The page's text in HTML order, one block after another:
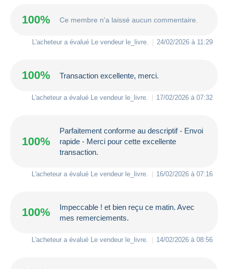
100% Ce membre n'a laissé aucun commentaire.
L'acheteur a évalué Le vendeur le_livre. 24/02/2026 à 11:29
100% Transaction excellente, merci.
L'acheteur a évalué Le vendeur le_livre. 17/02/2026 à 07:32
100%
Parfaitement conforme au descriptif - Envoi
rapide - Merci pour cette excellente
transaction.
L'acheteur a évalué Le vendeur le_livre. 16/02/2026 à 07:16
100%
Impeccable ! et bien reçu ce matin. Avec
mes remerciements.
L'acheteur a évalué Le vendeur le_livre. 14/02/2026 à 08:56